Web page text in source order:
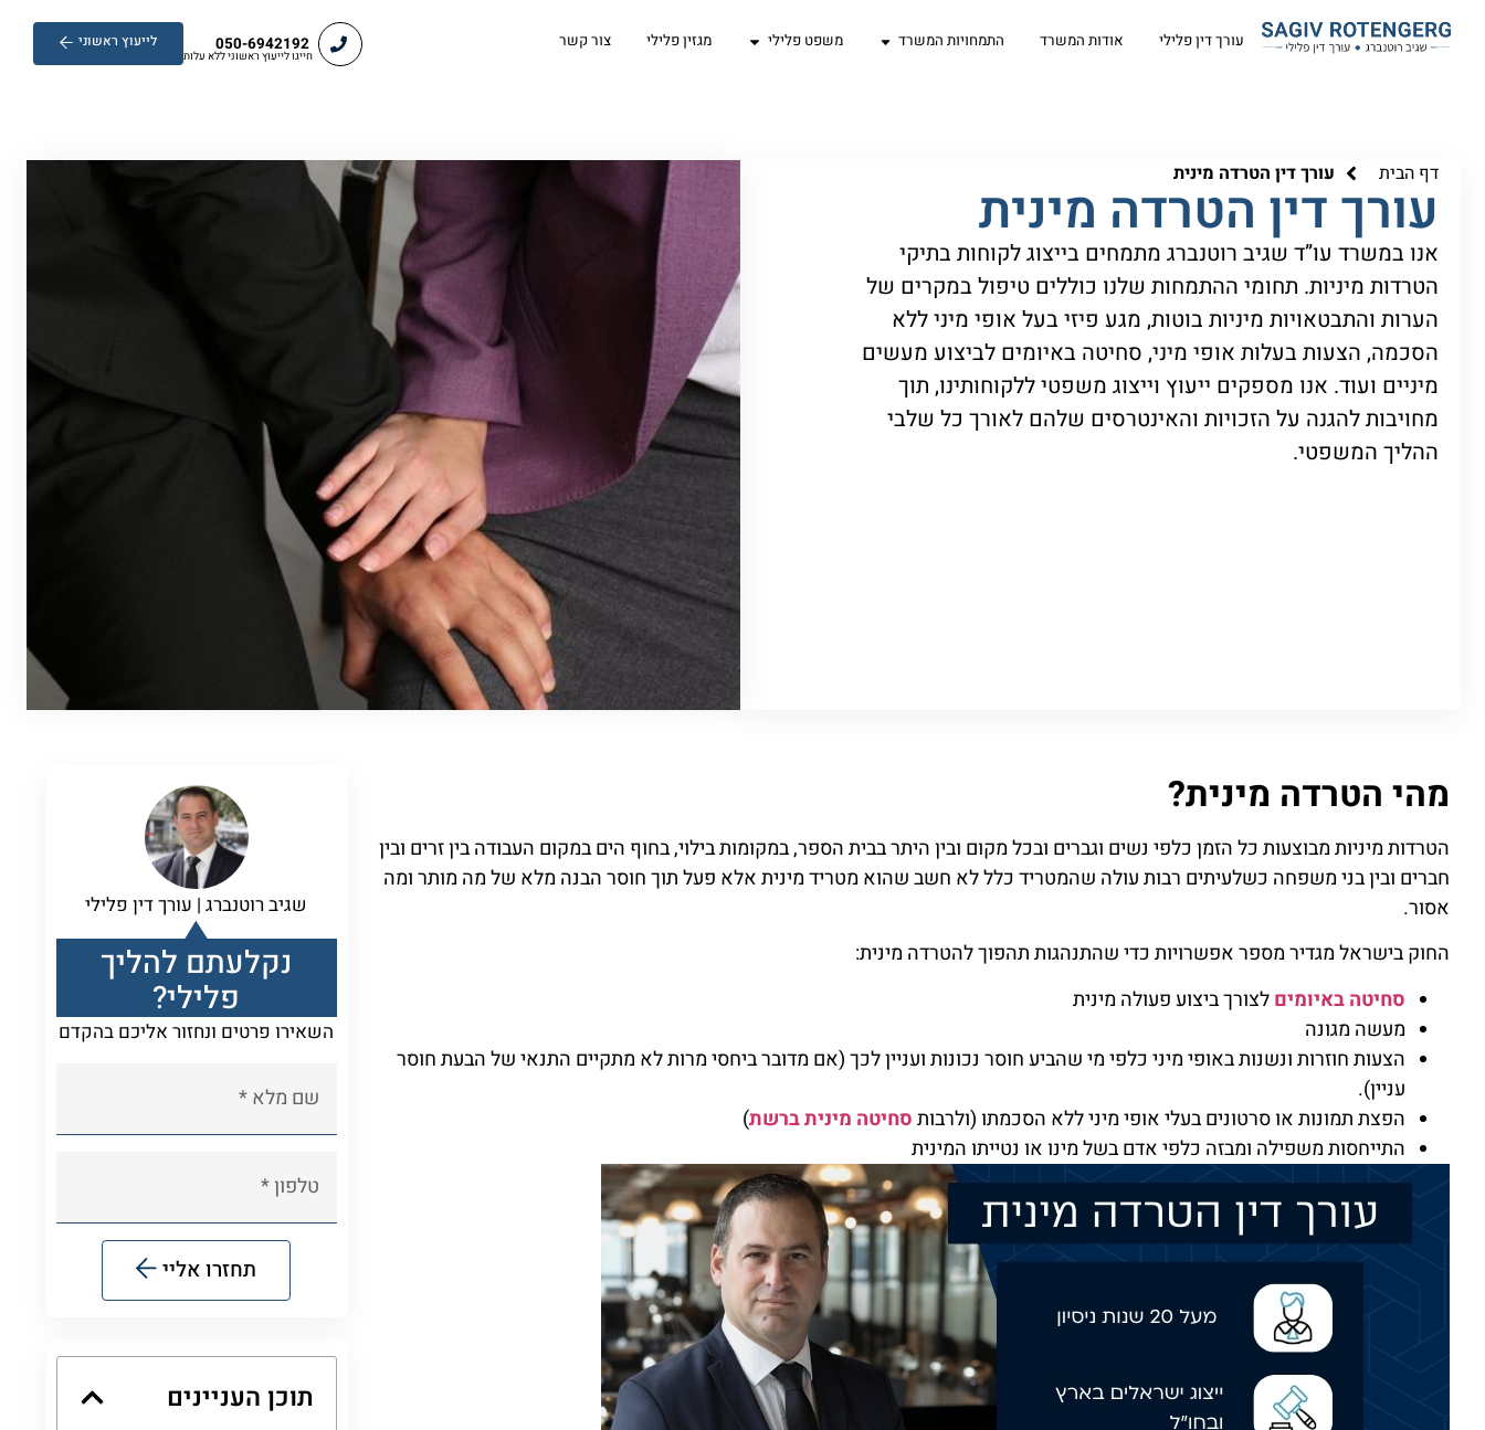
עורך דין פלילי אודות המשרד התמחויות המשרד משפט פלילי מגזין פלילי צור קשר 050-6942192
חייגו לייעוץ ראשוני ללא עלות
לייעוץ ראשוני
דף הבית עורך דין הטרדה מינית
עורך דין הטרדה מינית
אנו במשרד עו”ד שגיב רוטנברג מתמחים בייצוג לקוחות בתיקי
הטרדות מיניות. תחומי ההתמחות שלנו כוללים טיפול במקרים של
הערות והתבטאויות מיניות בוטות, מגע פיזי בעל אופי מיני ללא
הסכמה, הצעות בעלות אופי מיני, סחיטה באיומים לביצוע מעשים
מיניים ועוד. אנו מספקים ייעוץ וייצוג משפטי ללקוחותינו, תוך
מחויבות להגנה על הזכויות והאינטרסים שלהם לאורך כל שלבי
ההליך המשפטי.
מהי הטרדה מינית?
הטרדות מיניות מבוצעות כל הזמן כלפי נשים וגברים ובכל מקום ובין היתר בבית הספר, במקומות בילוי, בחוף הים במקום העבודה בין זרים ובין
חברים ובין בני משפחה כשלעיתים רבות עולה שהמטריד כלל לא חשב שהוא מטריד מינית אלא פעל תוך חוסר הבנה מלא של מה מותר ומה
אסור.
החוק בישראל מגדיר מספר אפשרויות כדי שהתנהגות תהפוך להטרדה מינית:
סחיטה באיומיםלצורך ביצוע פעולה מינית
מעשה מגונה
הצעות חוזרות ונשנות באופי מיני כלפי מי שהביע חוסר נכונות ועניין לכך (אם מדובר ביחסי מרות לא מתקיים התנאי של הבעת חוסר
עניין).
הפצת תמונות או סרטונים בעלי אופי מיני ללא הסכמתו (ולרבותסחיטה מינית ברשת)
התייחסות משפילה ומבזה כלפי אדם בשל מינו או נטייתו המינית
שגיב רוטנברג | עורך דין פלילי
נקלעתם להליך
פלילי?
השאירו פרטים ונחזור אליכם בהקדם
תחזרו אליי
תוכן העניינים